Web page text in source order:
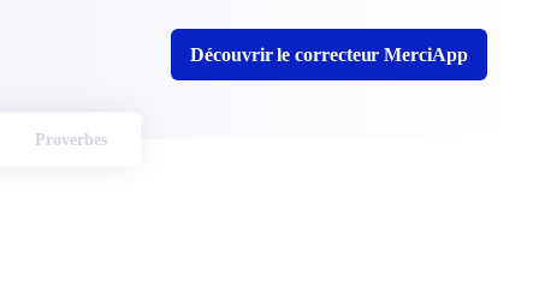
Découvrir le correcteur MerciApp
Proverbes